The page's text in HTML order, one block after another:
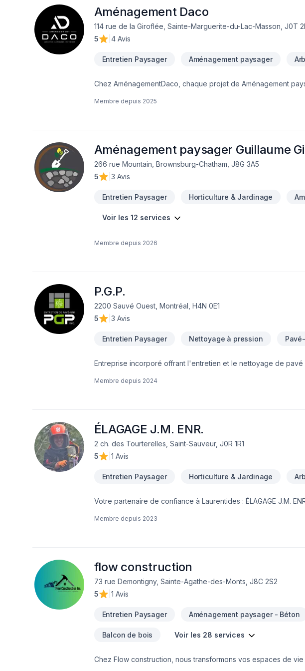
Aménagement Daco
114 rue de la Giroflée, Sainte-Marguerite-du-Lac-Masson, J0T
5
4 Avis
Entretien Paysager Aménagement paysager
Chez AménagementDaco, chaque projet de Aménagement
l'occasion de démontrer notre engagement envers la qualité et
Membre depuis 2025
Aménagement paysager Guillaume
266 rue Mountain, Brownsburg-Chatham, J8G 3A5
5
3 Avis
Entretien Paysager Horticulture & Jardinage
Voir les 12 services
Membre depuis 2026
P.G.P.
2200 Sauvé Ouest, Montréal, H4N 0E1
5
3 Avis
Entretien Paysager Nettoyage à pression
Entreprise incorporé offrant l'entretien et le nettoyage de
Membre depuis 2024
ÉLAGAGE J.M. ENR.
2 ch. des Tourterelles, Saint-Sauveur, J0R 1R1
5
1 Avis
Entretien Paysager Horticulture & Jardinage
Votre partenaire de confiance à Laurentides : ÉLAGAGE J.M.
à concrétiser vos projets les plus ambitieux. Notre équipe
Membre depuis 2023
flow construction
73 rue Demontigny, Sainte-Agathe-des-Monts, J8C 2S2
5
1 Avis
Entretien Paysager Aménagement paysager - Béton
Balcon de bois Voir les 28 services
Chez Flow construction, nous transformons vos espaces de